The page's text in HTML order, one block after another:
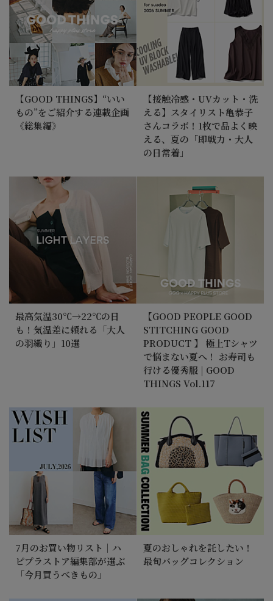
【GOOD THINGS】“いい
もの”をご紹介する連載企画
《総集編》
【接触冷感・UVカット・洗
える】スタイリスト亀恭子
さんコラボ！1枚で品よく映
える、夏の「即戦力・大人
の日常着」
最高気温30℃→22℃の日
も！気温差に頼れる「大人
の羽織り」10選
【GOOD PEOPLE GOOD
STITCHING GOOD
PRODUCT 】 極上Tシャツ
で悩まない夏へ！ お寿司も
行ける優秀服 | GOOD
THINGS Vol.117
7月のお買い物リスト｜ハ
ピプラストア編集部が選ぶ
「今月買うべきもの」
夏のおしゃれを託したい！
最旬バッグコレクション